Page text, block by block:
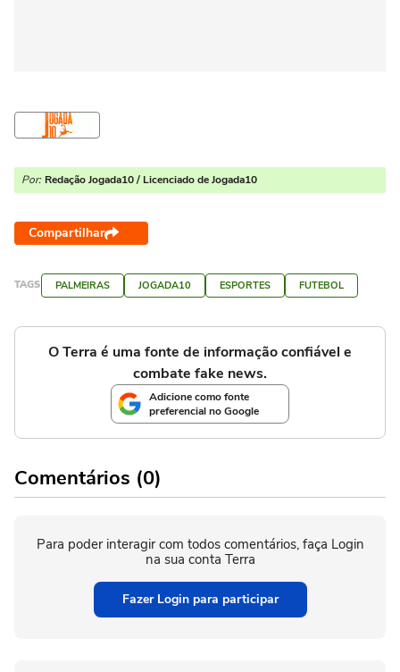
Por: Redação Jogada10 / Licenciado de Jogada10
Compartilhar
TAGS PALMEIRAS JOGADA10 ESPORTES FUTEBOL
O Terra é uma fonte de informação confiável e
combate fake news.
Adicione como fonte
preferencial no Google
Comentários (0)
Para poder interagir com todos comentários, faça Login
na sua conta Terra
Fazer Login para participar